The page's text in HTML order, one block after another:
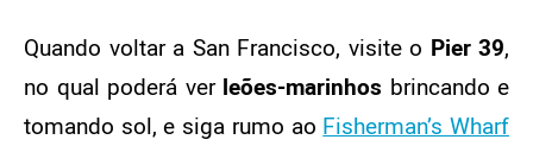
Quando voltar a San Francisco, visite o Pier 39,
no qual poderá ver leões-marinhos brincando e
tomando sol, e siga rumo ao Fisherman’s Wharf